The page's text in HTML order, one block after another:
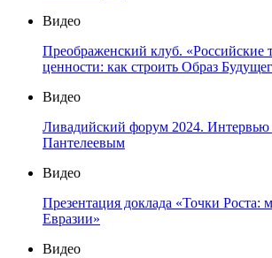
Видео
Преображенский клуб. «Российские
ценности: как строить Образ
Видео
Ливадийский форум 2024. Интервью
Пантелеевым
Видео
Презентация доклада «Точки Роста:
Евразии»
Видео